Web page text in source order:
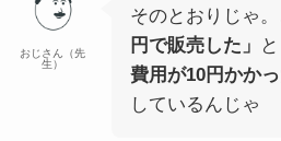
おじさん（先
生）
そのとおりじゃ
円で販売した」
と
費用が10円かかっ
しているんじゃ